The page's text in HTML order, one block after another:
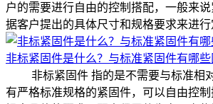
户的需要进行自由的控制搭配，一般来
据客户提出的具体尺寸和规格要求来进
非标紧固件是什么？与标准紧固件有哪些
非标紧固件 指的是不需要与标准相
有严格标准规格的紧固件，可以自由控